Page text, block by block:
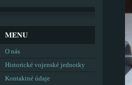
MENU
O nás
Historické vojenské jednotky
Kontaktné údaje